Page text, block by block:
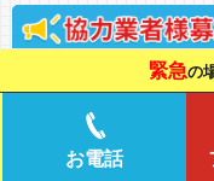
緊急の
お電話